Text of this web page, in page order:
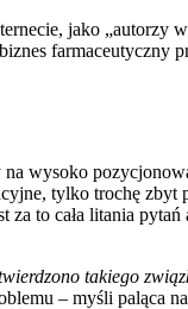
jako „autorzy
farmaceutyczny
wysoko
tylko trochę
to cała litania
takiego
– myśli